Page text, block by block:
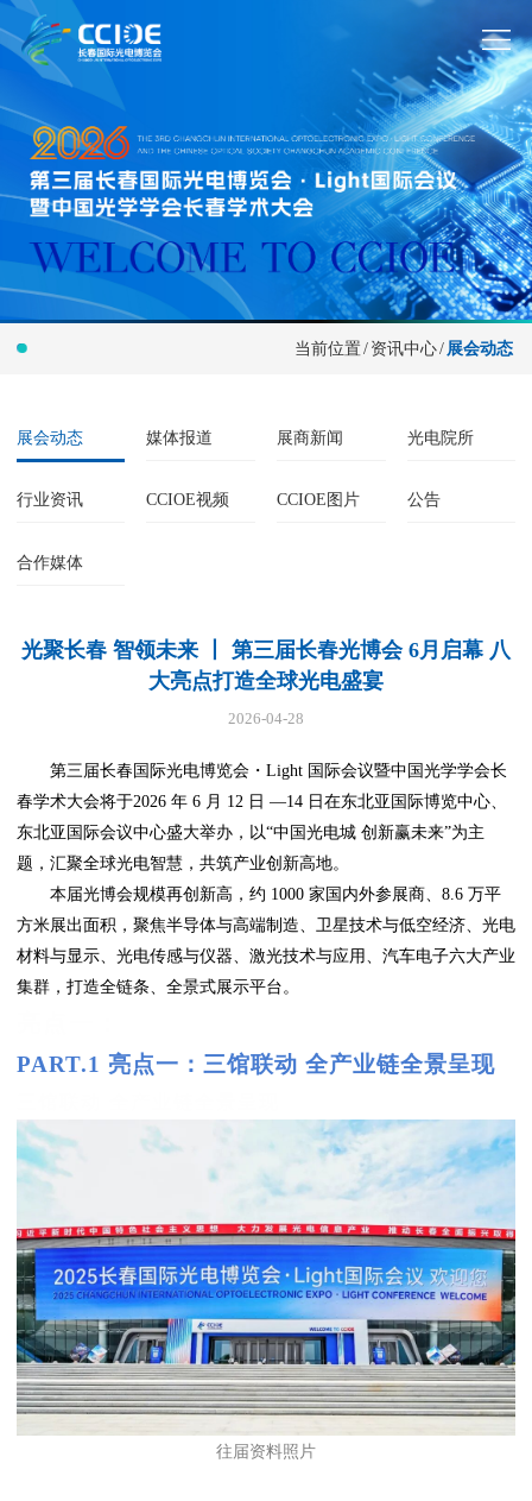
当前位置/资讯中心/展会动态
展会动态 媒体报道 展商新闻 光电院所
行业资讯 CCIOE视频 CCIOE图片 公告
合作媒体
光聚长春 智领未来 丨 第三届长春光博会 6月启幕 八
大亮点打造全球光电盛宴
2026-04-28
第三届长春国际光电博览会・Light 国际会议暨中国光学学会长
春学术大会将于2026 年 6 月 12 日 —14 日在东北亚国际博览中心、
东北亚国际会议中心盛大举办，以“中国光电城 创新赢未来”为主
题，汇聚全球光电智慧，共筑产业创新高地。
本届光博会规模再创新高，约 1000 家国内外参展商、8.6 万平
方米展出面积，聚焦半导体与高端制造、卫星技术与低空经济、光电
材料与显示、光电传感与仪器、激光技术与应用、汽车电子六大产业
集群，打造全链条、全景式展示平台。
PART.1 亮点一：三馆联动 全产业链全景呈现
往届资料照片